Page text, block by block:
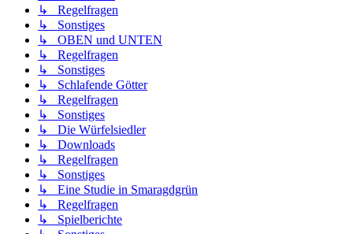
↳ Regelfragen
↳ Sonstiges
↳ OBEN und UNTEN
↳ Regelfragen
↳ Sonstiges
↳ Schlafende Götter
↳ Regelfragen
↳ Sonstiges
↳ Die Würfelsiedler
↳ Downloads
↳ Regelfragen
↳ Sonstiges
↳ Eine Studie in Smaragdgrün
↳ Regelfragen
↳ Spielberichte